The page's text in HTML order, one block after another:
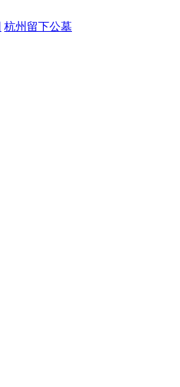
杭州留下公墓